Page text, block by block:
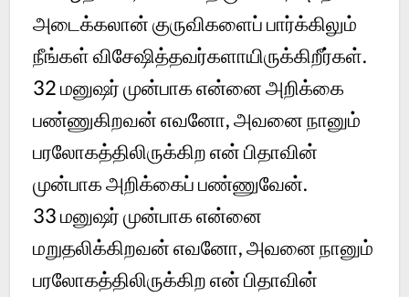
அடைக்கலான் குருவிகளைப் பார்க்கிலும்
நீங்கள் விசேஷித்தவர்களாயிருக்கிறீர்கள்.
32மனுஷர் முன்பாக என்னை அறிக்கை
பண்ணுகிறவன் எவனோ, அவனை நானும்
பரலோகத்திலிருக்கிற என் பிதாவின்
முன்பாக அறிக்கைப் பண்ணுவேன்.
33மனுஷர் முன்பாக என்னை
மறுதலிக்கிறவன் எவனோ, அவனை நானும்
பரலோகத்திலிருக்கிற என் பிதாவின்